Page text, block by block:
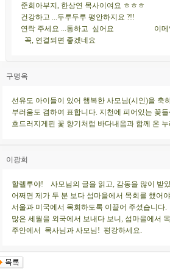
준희아부지, 한상연 목사이여요 ㅎㅎㅎ
건강하고 ...두루두루 평안하지요 ?!!
연락 주세요 ...통하고 싶어요 이메
꼭, 연결되면 좋겠네요 전화 /
구명옥
선유도 아이들이 있어 행복한 사모님(시인)을 축
부러움도 겸하여 표합니다. 지천에 피어있는 꽃
흐드러지게핀 꽃 향기처럼 바다내음과 함께 온
이광희
할렐루야! 사모님의 글을 읽고, 감동을 많이 받
어쩌면 제가 두 분 보다 섬마을에서 목회를 했
서울과 미국에서 목회하도록 이끌어 주셨습니다.
많은 세월을 외국에서 보내다 보니, 섬마을에서
주안에서 목사님과 사모님! 평강하세요.